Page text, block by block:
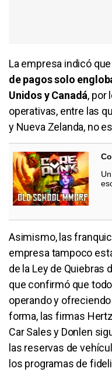
La empresa indicó
de pagos solo
Unidos y Canadá, por
operativas, entre las
y Nueva Zelanda, no
Asimismo, las
empresa tampoco
de la Ley de Quiebras
que confirmó que
operando y
forma, las firmas
Car Sales y Donlen
las reservas de
los programas de